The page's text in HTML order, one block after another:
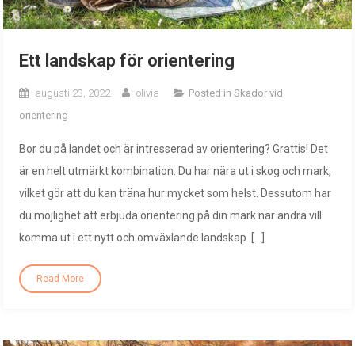
Ett landskap för orientering
augusti 23, 2022 olivia Posted inSkador vid
orientering
Bor du på landet och är intresserad av orientering? Grattis! Det
är en helt utmärkt kombination. Du har nära ut i skog och mark,
vilket gör att du kan träna hur mycket som helst. Dessutom har
du möjlighet att erbjuda orientering på din mark när andra vill
komma ut i ett nytt och omväxlande landskap. […]
Read More